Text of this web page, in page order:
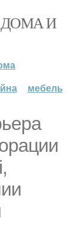
ДОМА И
мебель